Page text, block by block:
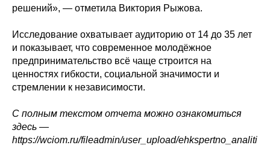
решений», — отметила Виктория Рыжова.
Исследование охватывает аудиторию от 14 до 35 лет
и показывает, что современное молодёжное
предпринимательство всё чаще строится на
ценностях гибкости, социальной значимости и
стремлении к независимости.
С полным текстом отчета можно ознакомиться
здесь —
https://wciom.ru/fileadmin/user_upload/ehkspertno_analiti